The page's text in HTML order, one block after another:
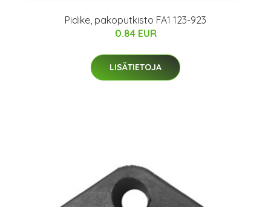
Pidike, pakoputkisto FA1 123-923
0.84 EUR
LISÄTIETOJA